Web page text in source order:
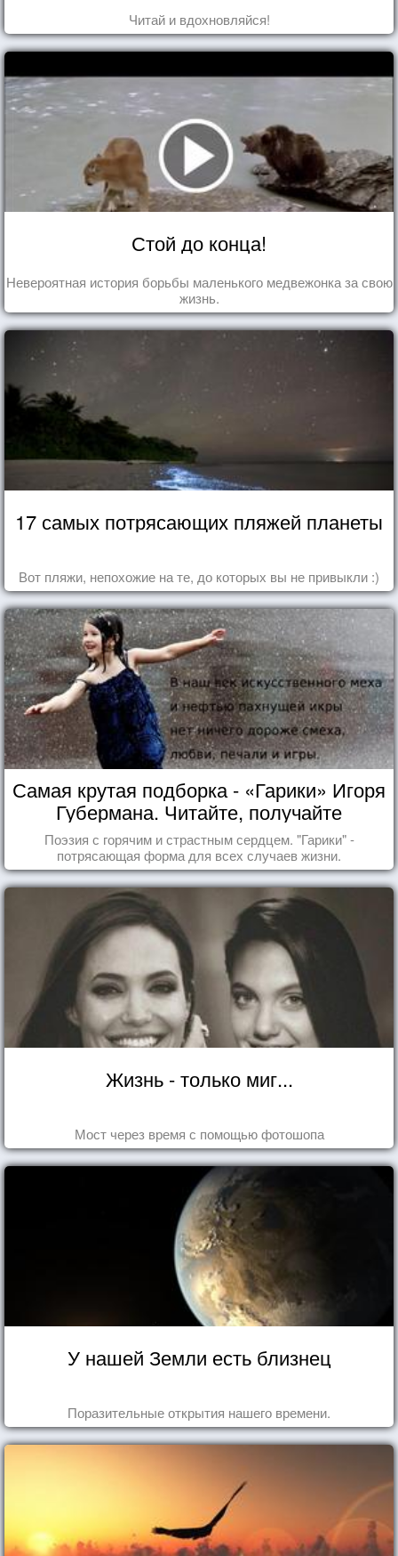
Читай и вдохновляйся!
Стой до конца!
Невероятная история борьбы маленького медвежонка за свою
жизнь.
17 самых потрясающих пляжей планеты
Вот пляжи, непохожие на те, до которых вы не привыкли :)
Самая крутая подборка - «Гарики» Игоря
Губермана. Читайте, получайте
удовольствие!
Поэзия с горячим и страстным сердцем. "Гарики" -
потрясающая форма для всех случаев жизни.
Жизнь - только миг...
Мост через время с помощью фотошопа
У нашей Земли есть близнец
Поразительные открытия нашего времени.